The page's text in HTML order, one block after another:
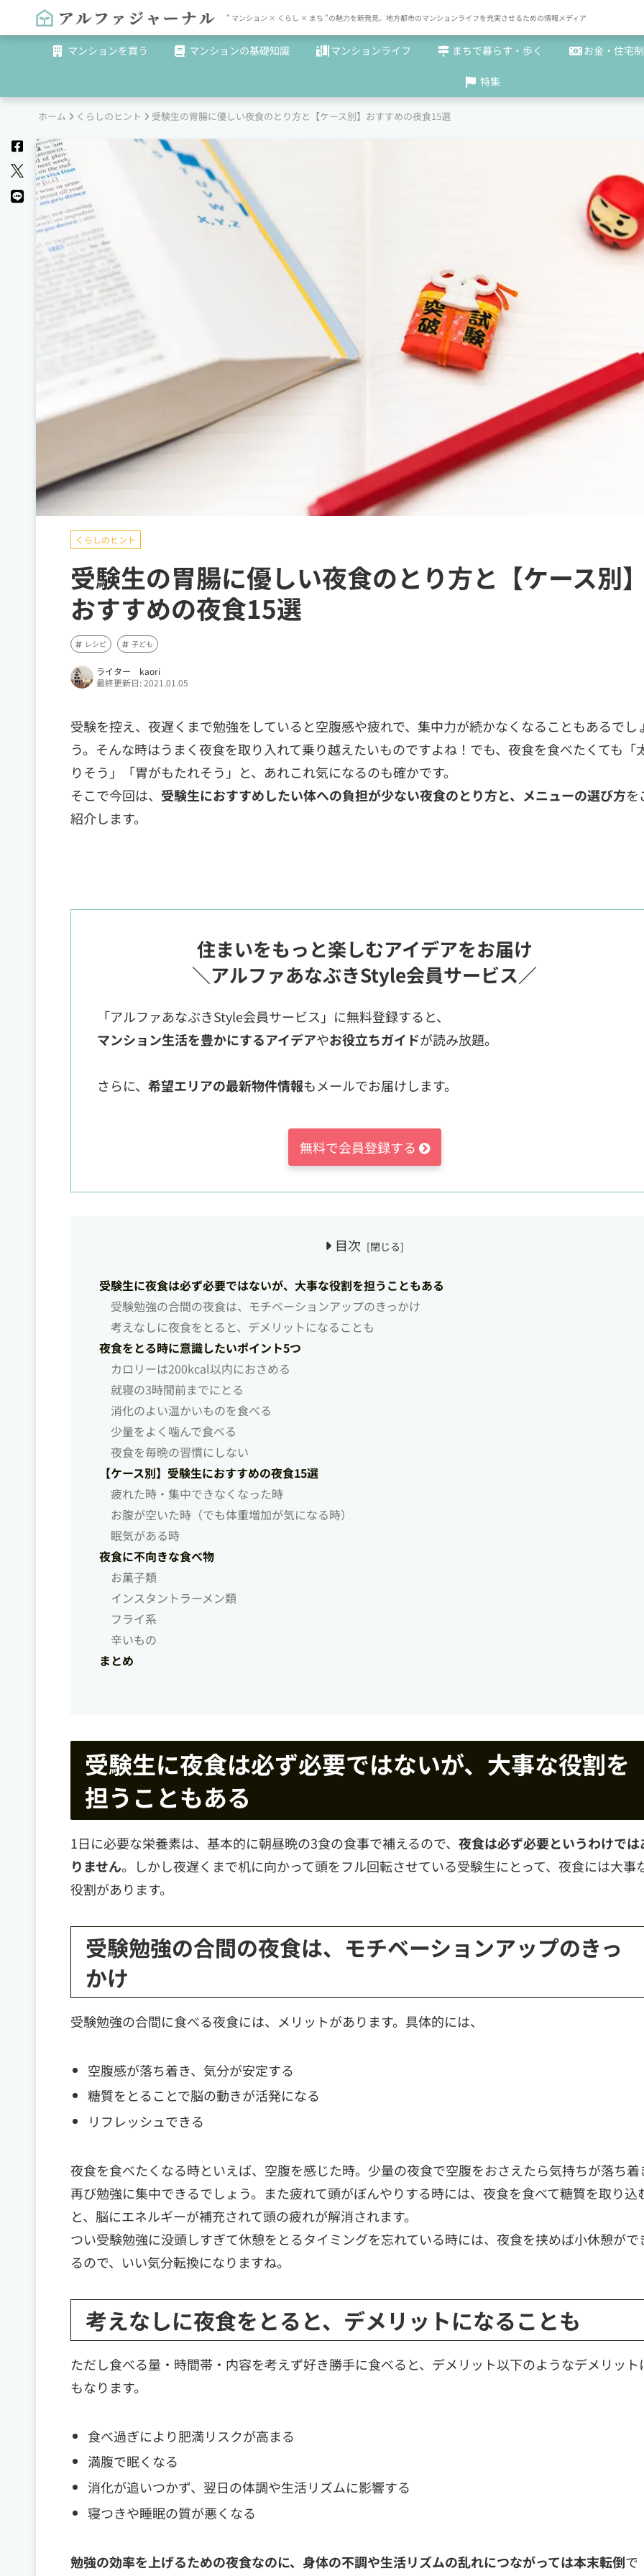
" マンション × くらし × まち "の魅力を新発見。地方都市のマンションライフを充実させるための情報メディア
マンションを買う マンションの基礎知識 マンションライフ まちで暮らす・歩く お金・住宅
特集
ホーム くらしのヒント 受験生の胃腸に優しい夜食のとり方と【ケース別】おすすめの夜食15選
くらしのヒント
受験生の胃腸に優しい夜食のとり方と【ケース別
おすすめの夜食15選
レシピ 子ども
ライター kaori
最終更新日: 2021.01.05
受験を控え、夜遅くまで勉強をしていると空腹感や疲れで、集中力が続かなくなることもあるでし
う。そんな時はうまく夜食を取り入れて乗り越えたいものですよね！でも、夜食を食べたくても「
りそう」「胃がもたれそう」と、あれこれ気になるのも確かです。
そこで今回は、 受験生におすすめしたい体への負担が少ない夜食のとり方と、メニューの選び方を
紹介します。
住まいをもっと楽しむアイデアをお届け
＼アルファあなぶきStyle会員サービス／
「アルファあなぶきStyle会員サービス」に無料登録すると、
マンション生活を豊かにするアイデアやお役立ちガイドが読み放題。
さらに、 希望エリアの最新物件情報もメールでお届けします。
無料で会員登録する
目次
受験生に夜食は必ず必要ではないが、大事な役割を担うこともある
受験勉強の合間の夜食は、モチベーションアップのきっかけ
考えなしに夜食をとると、デメリットになることも
夜食をとる時に意識したいポイント5つ
カロリーは200kcal以内におさめる
就寝の3時間前までにとる
消化のよい温かいものを食べる
少量をよく噛んで食べる
夜食を毎晩の習慣にしない
【ケース別】受験生におすすめの夜食15選
疲れた時・集中できなくなった時
お腹が空いた時（でも体重増加が気になる時）
眠気がある時
夜食に不向きな食べ物
お菓子類
インスタントラーメン類
フライ系
辛いもの
まとめ
受験生に夜食は必ず必要ではないが、大事な役割を
担うこともある
1日に必要な栄養素は、基本的に朝昼晩の3食の食事で補えるので、 夜食は必ず必要というわけでは
りません。しかし夜遅くまで机に向かって頭をフル回転させている受験生にとって、夜食には大事
役割があります。
受験勉強の合間の夜食は、モチベーションアップのきっ
かけ
受験勉強の合間に食べる夜食には、メリットがあります。具体的には、
空腹感が落ち着き、気分が安定する
糖質をとることで脳の動きが活発になる
リフレッシュできる
夜食を食べたくなる時といえば、空腹を感じた時。少量の夜食で空腹をおさえたら気持ちが落ち着
再び勉強に集中できるでしょう。また疲れて頭がぼんやりする時には、夜食を食べて糖質を取り込
と、脳にエネルギーが補充されて頭の疲れが解消されます。
つい受験勉強に没頭しすぎて休憩をとるタイミングを忘れている時には、夜食を挟めば小休憩がで
るので、いい気分転換になりますね。
考えなしに夜食をとると、デメリットになることも
ただし食べる量・時間帯・内容を考えず好き勝手に食べると、デメリット以下のようなデメリット
もなります。
食べ過ぎにより肥満リスクが高まる
満腹で眠くなる
消化が追いつかず、翌日の体調や生活リズムに影響する
寝つきや睡眠の質が悪くなる
勉強の効率を上げるための夜食なのに、身体の不調や生活リズムの乱れにつながっては本末転倒で